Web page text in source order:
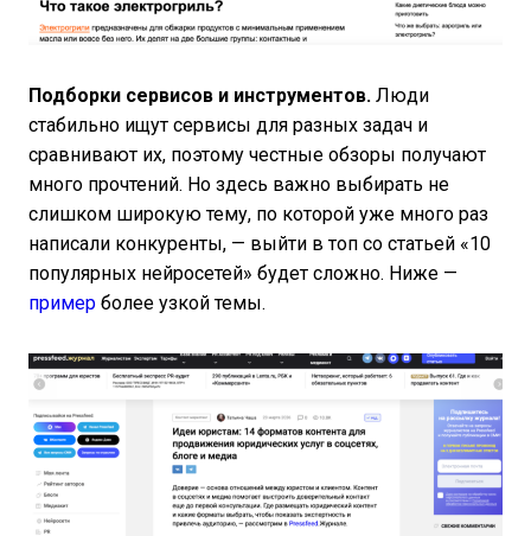
Подборки сервисов и инструментов. Люди
стабильно ищут сервисы для разных задач и
сравнивают их, поэтому честные обзоры получают
много прочтений. Но здесь важно выбирать не
слишком широкую тему, по которой уже много раз
написали конкуренты, — выйти в топ со статьей «10
популярных нейросетей» будет сложно. Ниже —
пример более узкой темы.